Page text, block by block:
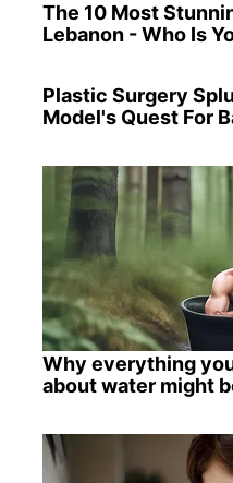
The 10 Most
Lebanon - Who Is
Plastic Surgery
Model's Quest For
Why everything
about water might